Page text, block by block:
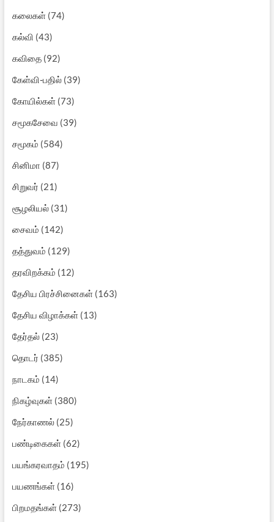
கலைகள்(74)
கல்வி (43)
கவிதை(92)
கேள்வி-பதில்(39)
கோயில்கள்(73)
சமூகசேவை (39)
சமூகம் (584)
சினிமா (87)
சிறுவர் (21)
சூழலியல்(31)
சைவம் (142)
தத்துவம் (129)
தரவிறக்கம் (12)
தேசிய பிரச்சினைகள்(163)
தேசிய விழாக்கள்(13)
தேர்தல்(23)
தொடர் (385)
நாடகம் (14)
நிகழ்வுகள்(380)
நேர்காணல்(25)
பண்டிகைகள்(62)
பயங்கரவாதம் (195)
பயணங்கள்(16)
பிறமதங்கள்(273)